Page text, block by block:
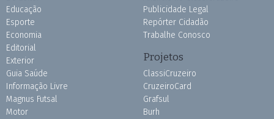
Educação
Esporte
Economia
Editorial
Exterior
Guia Saúde
Informação Livre
Magnus Futsal
Motor
Publicidade Legal
Repórter Cidadão
Trabalhe Conosco
Projetos
ClassiCruzeiro
CruzeiroCard
Grafsul
Burh